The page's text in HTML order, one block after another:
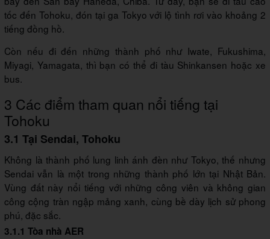
tốc đến Tohoku, đón tại ga Tokyo với lộ tình rơi vào khoảng 2
tiếng đồng hồ.
Còn nếu đi đến những thành phố như Iwate, Fukushima,
Miyagi, Yamagata, thì bạn có thể đi tàu Shinkansen hoặc xe
bus.
3 Các điểm tham quan nổi tiếng tại
Tohoku
3.1 Tại Sendai, Tohoku
Không là thành phố lung linh ánh đèn như Tokyo, thế nhưng
Sendai vẫn là một trong những thành phố lớn tại Nhật Bản.
Vùng đất này nổi tiếng với những công viên và không gian
công cộng tràn ngập mảng xanh, cùng bề dày lịch sử phong
phú, đặc sắc.
3.1.1 Tòa nhà AER